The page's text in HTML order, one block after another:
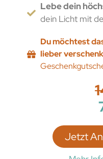
Lebe dein
dein Licht mit
Du möchtest
lieber
Jetzt